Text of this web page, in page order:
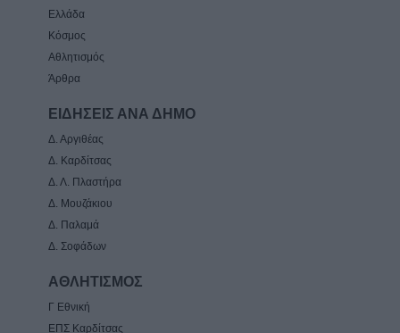
Ελλάδα
Κόσμος
Αθλητισμός
Άρθρα
ΕΙΔΗΣΕΙΣ ΑΝΑ ΔΗΜΟ
Δ. Αργιθέας
Δ. Καρδίτσας
Δ. Λ. Πλαστήρα
Δ. Μουζάκιου
Δ. Παλαμά
Δ. Σοφάδων
ΑΘΛΗΤΙΣΜΟΣ
Γ Εθνική
ΕΠΣ Καρδίτσας